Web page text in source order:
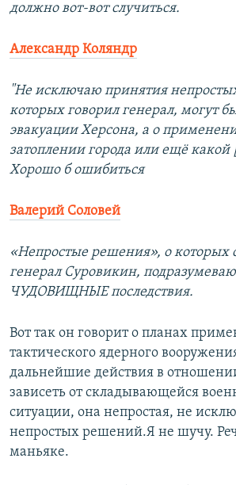
должно вот-вот случиться.
Александр Коляндр
"Не исключаю принятия
которых говорил генерал, могут
эвакуации Херсона, а о
затоплении города или ещё какой
Хорошо б ошибиться
Валерий Соловей
«Непростые решения», о которых
генерал Суровикин,
ЧУДОВИЩНЫЕ последствия.
Вот так он говорит о планах
тактического ядерного
дальнейшие действия в
зависеть от складывающейся
ситуации, она непростая, не
непростых решений.Я не шучу.
маньяке.